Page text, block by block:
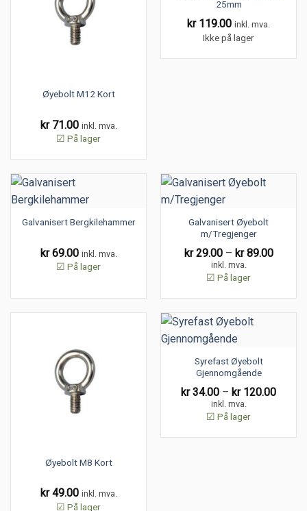
Øyebolt M12 Kort
kr71.00 inkl. mva.
☑ På lager
25mm
kr119.00 inkl. mva.
Ikke på lager
Galvanisert Bergkilehammer
kr69.00 inkl. mva.
☑ På lager
Galvanisert Øyebolt
m/Tregjenger
kr29.00 – kr89.00Price
kr
inkl. mva.
☑ På lager
Øyebolt M8 Kort
kr49.00 inkl. mva.
☑ På lager
Syrefast Øyebolt
Gjennomgående
kr34.00 – kr120.00Price
kr
inkl. mva.
☑ På lager